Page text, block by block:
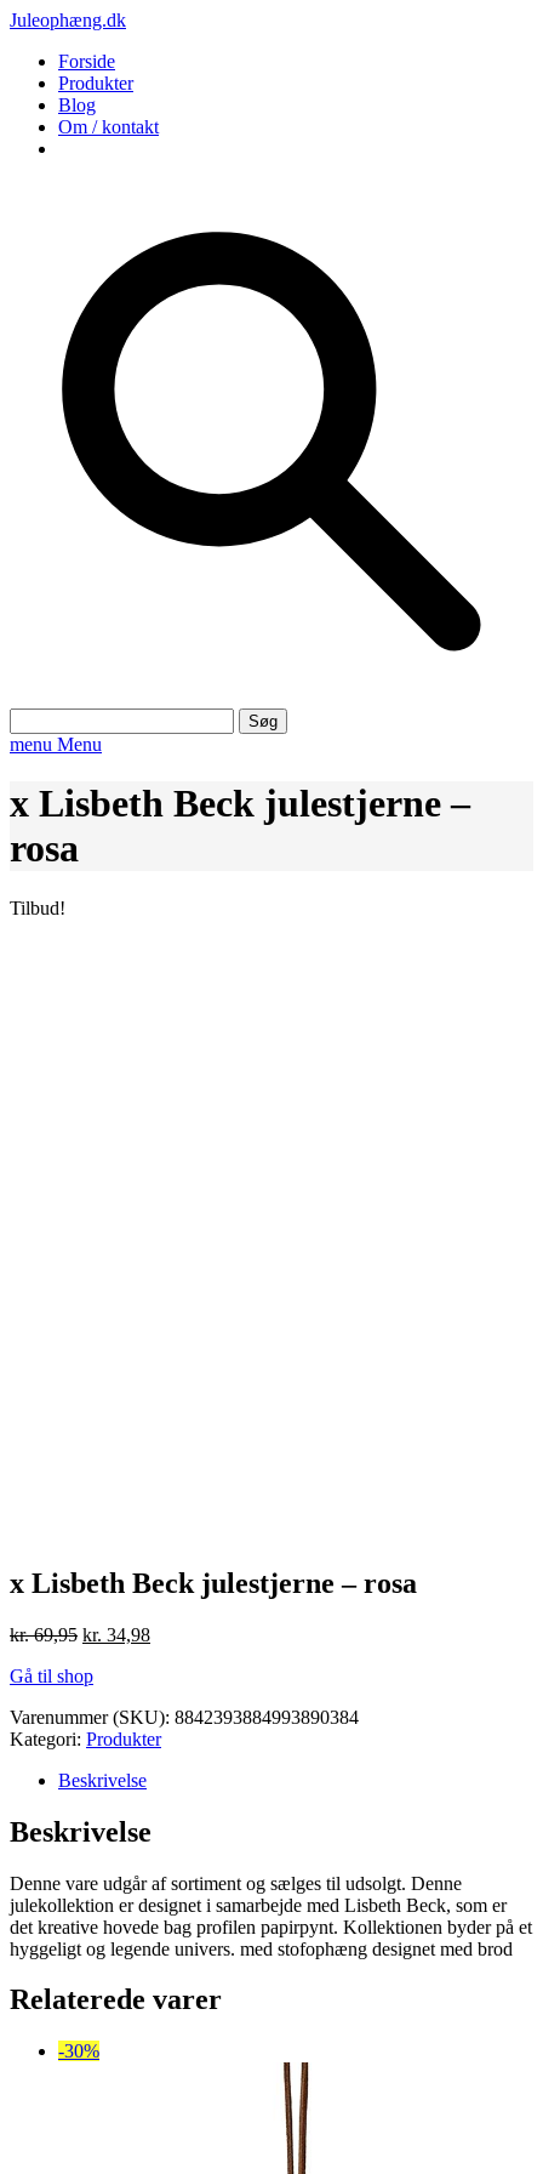
Juleophæng.dk
Forside
Produkter
Blog
Om / kontakt
efter:
menu Menu
x Lisbeth Beck julestjerne –
rosa
Tilbud!
x Lisbeth Beck julestjerne – rosa
kr.69,95 Den
pris
kr. 69,95.
kr. 34,98Den
kr. 34,98.
Gå til shop
Varenummer (SKU): 8842393884993890384
Kategori: Produkter
Beskrivelse
Beskrivelse
Denne vare udgår af sortiment og sælges til udsolgt. Denne
julekollektion er designet i samarbejde med Lisbeth Beck, som er
det kreative hovede bag profilen papirpynt. Kollektionen byder på et
hyggeligt og legende univers. med stofophæng designet med brod
Relaterede varer
-30%